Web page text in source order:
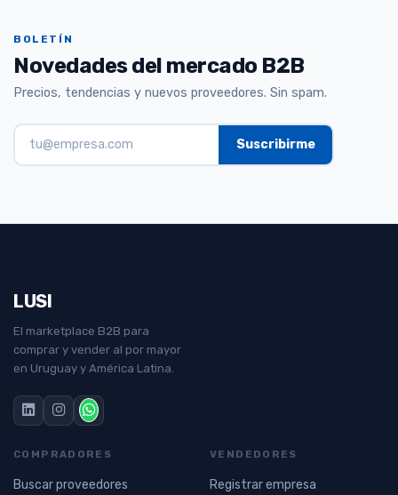
BOLETÍN
Novedades del mercado B2B
Precios, tendencias y nuevos proveedores. Sin spam.
LUSI
El marketplace B2B para
comprar y vender al por mayor
en Uruguay y América Latina.
COMPRADORES
Buscar proveedores
VENDEDORES
Registrar empresa